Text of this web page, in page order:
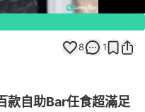
8 1
款自助Bar任食超滿足